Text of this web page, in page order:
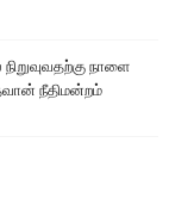
நாளை
நீதிமன்றம்